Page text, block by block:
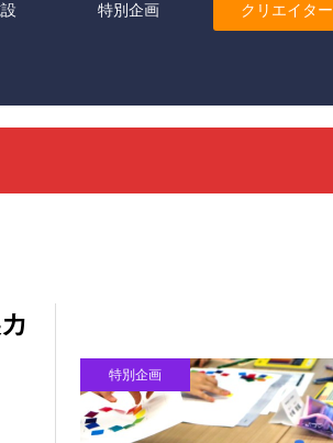
特別企画 クリエイター
特別企画